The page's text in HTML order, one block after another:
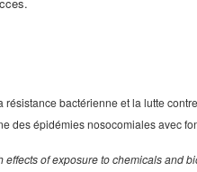
bactérienne et la lutte
des épidémies nosocomiales avec
of exposure to chemicals and